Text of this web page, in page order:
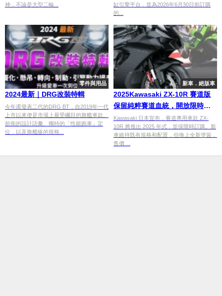
神，不論是大型二輪...
缸引擎平台，並為2026年6月30日前訂購
的...
零件與用品
2024最新｜DRG改裝特輯
今年甫發表二代的DRG BT，自2019年一代
上市以來便是市場上最受矚目的旗艦車款。
前衛的設計語彙、獨特的「性能跑車」定
位，以及旗艦級的規格...
新車．絕版車
2025Kawasaki ZX-10R 賽道版
保留純粹賽道血統，開放限時預
購
Kawasaki 日本宣布，賽道專用車款 ZX-
10R 將推出 2025 年式，並採限時訂購。新
車維持既有規格和配置，但換上全新塗裝，
售價 ...